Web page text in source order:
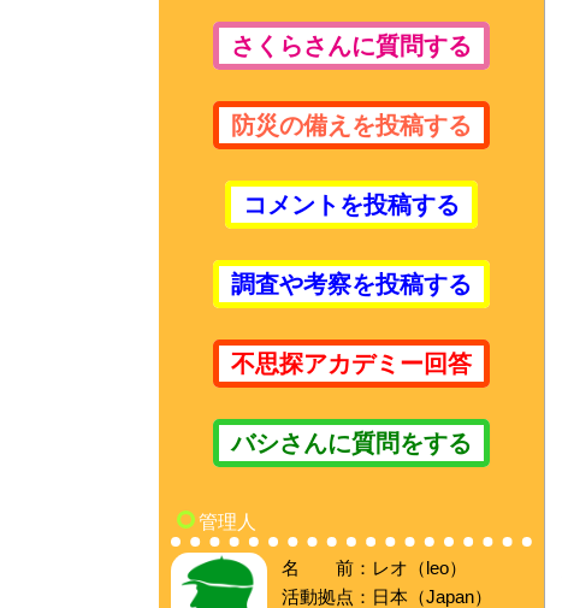
さくらさんに質問する
防災の備えを投稿する
コメントを投稿する
調査や考察を投稿する
不思探アカデミー回答
バシさんに質問をする
管理人
名 前：レオ（leo）
活動拠点：日本（Japan）